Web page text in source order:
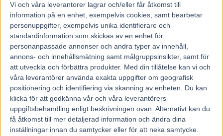
Vi och våra leverantorer lagrar och/eller får åtkomst till
information på en enhet, exempelvis cookies, samt bearbetar
personuppgifter, exempelvis unika identifierare och
standardinformation som skickas av en enhet för
personanpassade annonser och andra typer av innehåll,
annons- och innehållsmätning samt målgruppsinsikter, samt för
att utveckla och förbättra produkter. Med din tillåtelse kan vi och
våra leverantörer använda exakta uppgifter om geografisk
positionering och identifiering via skanning av enheten. Du kan
klicka för att godkänna vår och våra leverantörers
uppgiftsbehandling enligt beskrivningen ovan. Alternativt kan du
få åtkomst till mer detaljerad information och ändra dina
inställningar innan du samtycker eller för att neka samtycke.
12. Inexess Bleu – Alexandre Abrivard
13. Hokkaido Jiel – Franck Nivard
14. Hooker Berry – Éric Raffin
15. Idao de Tillard – Clément Duvaldestin
Förstapris: cirka 750 000 kronor
Ladda ner
Daniel U. Olsson